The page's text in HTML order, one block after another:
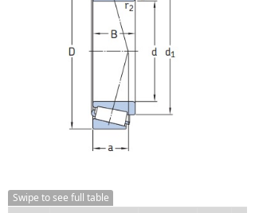
Swipe to see full table